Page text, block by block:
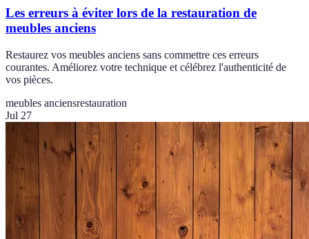
Les erreurs à éviter lors de la restauration de
meubles anciens
Restaurez vos meubles anciens sans commettre ces erreurs
courantes. Améliorez votre technique et célébrez l'authenticité de
vos pièces.
meubles anciensrestauration
Jul 27